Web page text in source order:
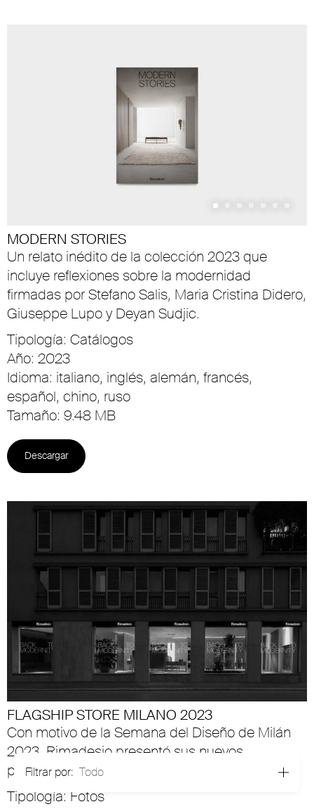
Filtrar por: Todo
MODERN STORIES
Un relato inédito de la colección 2023 que
incluye reflexiones sobre la modernidad
firmadas por Stefano Salis, Maria Cristina Didero,
Giuseppe Lupo y Deyan Sudjic.
Tipología: Catálogos
Año: 2023
Idioma: italiano, inglés, alemán, francés,
español, chino, ruso
Tamaño: 9.48 MB
Descargar
FLAGSHIP STORE MILANO 2023
Con motivo de la Semana del Diseño de Milán
2023, Rimadesio presentó sus nuevos
proyectos en la renovada Flagship Store.
Tipología: Fotos